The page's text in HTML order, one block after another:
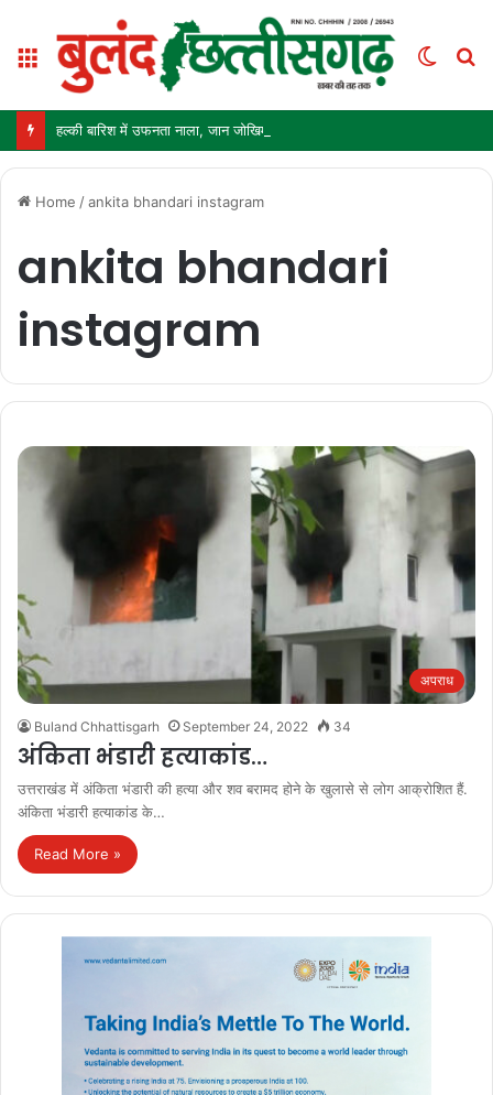
Menu
Switch
Home /ankita bhandari instagram
ankita bhandari
instagram
अपराध
Buland Chhattisgarh September 24, 2022 34
अंकिता भंडारी हत्याकांड…
उत्तराखंड में अंकिता भंडारी की हत्या और शव बरामद होने के खुलासे से लोग आक्रोशित हैं.
अंकिता भंडारी हत्याकांड के…
Read More »